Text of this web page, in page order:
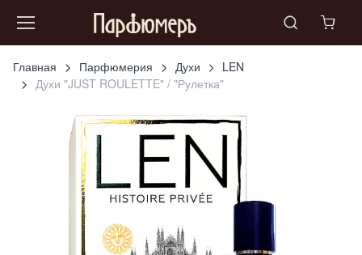
Главная Парфюмерия Духи
LEN
Духи "JUST ROULETTE" / "Рулетка"